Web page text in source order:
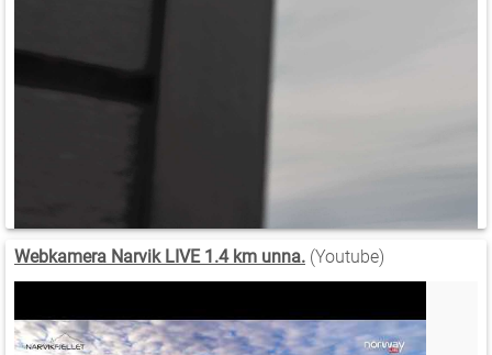
Webkamera Narvik LIVE 1.4 km unna. (Youtube)